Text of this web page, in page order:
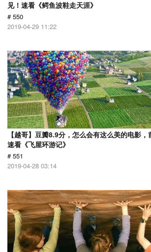
见！速看《鳄鱼波鞋走天涯》
# 550
2019-04-29 11:22
【越哥】豆瓣8.9分，怎么会有这么美的电影，
速看《飞屋环游记》
# 551
2019-04-28 03:14